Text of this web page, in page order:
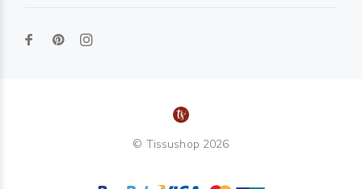
© Tissushop 2026